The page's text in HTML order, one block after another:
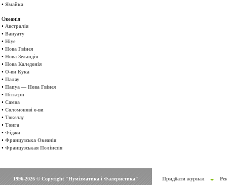
• Ямайка
Океанія
• Австралія
• Вануату
• Ніуе
• Нова Гвінея
• Нова Зеландія
• Нова Каледонія
• О-ви Кука
• Палау
• Папуа — Нова Гвінея
• Піткерн
• Самоа
• Соломонові о-ви
• Токелау
• Тонга
• Фіджи
• Французська Океанія
• Французськая Полінезія
1996-2026 © Copyright "Нумізматика і Фалеристика" Придбати журнал